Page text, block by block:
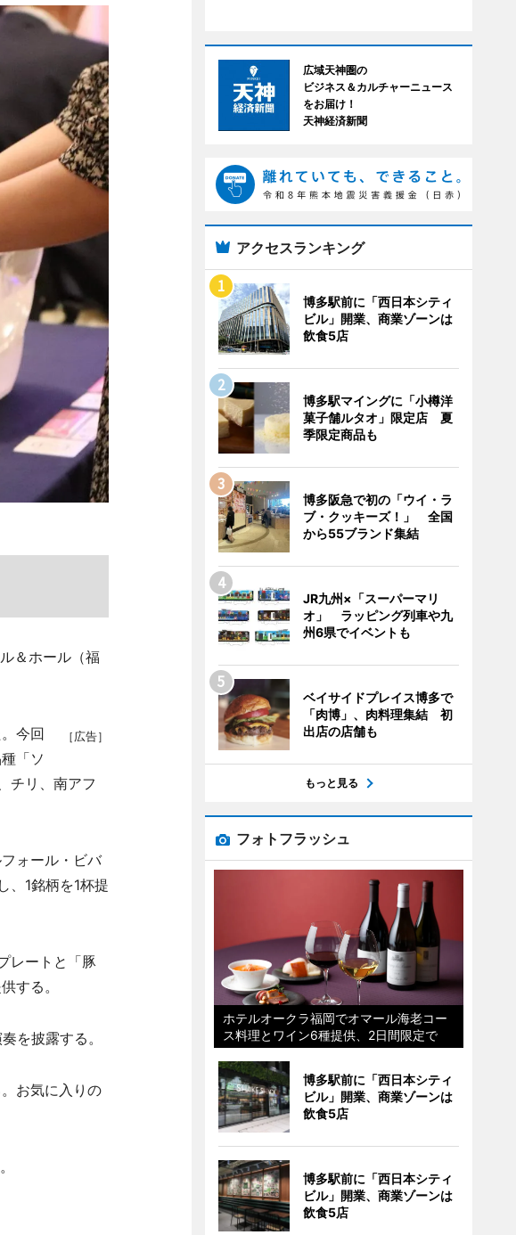
＆ホール（福
［広告］
今回
「ソ
チリ、南アフ
ォール・ビバ
、1銘柄を1杯提
レートと「豚
する。
を披露する。
お気に入りの
広域天神圏の
ビジネス＆カルチャーニュース
をお届け！
天神経済新聞
アクセスランキング
博多駅前に「西日本シティ
ビル」開業、商業ゾーンは
飲食5店
博多駅マイングに「小樽洋
菓子舗ルタオ」限定店 夏
季限定商品も
博多阪急で初の「ウイ・ラ
ブ・クッキーズ！」 全国
から55ブランド集結
JR九州×「スーパーマリ
オ」 ラッピング列車や九
州6県でイベントも
ベイサイドプレイス博多で
「肉博」、肉料理集結 初
出店の店舗も
もっと見る
フォトフラッシュ
ホテルオークラ福岡でオマール海老コー
ス料理とワイン6種提供、2日間限定で
博多駅前に「西日本シティ
ビル」開業、商業ゾーンは
飲食5店
博多駅前に「西日本シティ
ビル」開業、商業ゾーンは
飲食5店